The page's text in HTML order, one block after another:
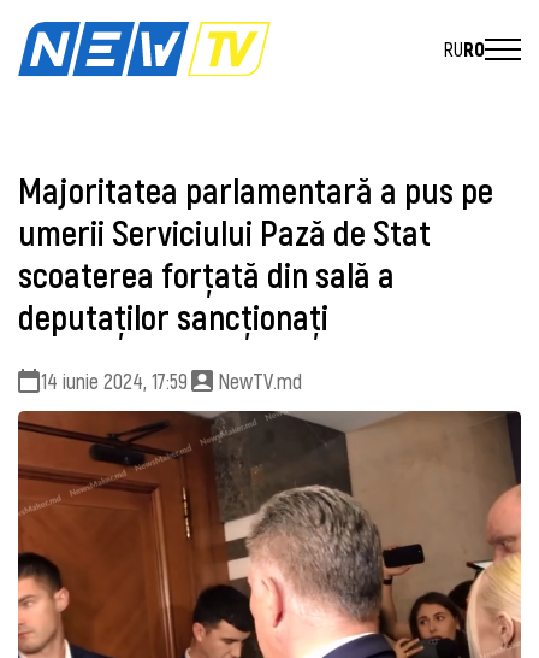
RURO
Majoritatea parlamentară a pus pe
umerii Serviciului Pază de Stat
scoaterea forțată din sală a
deputaților sancționați
14 iunie 2024, 17:59 NewTV.md